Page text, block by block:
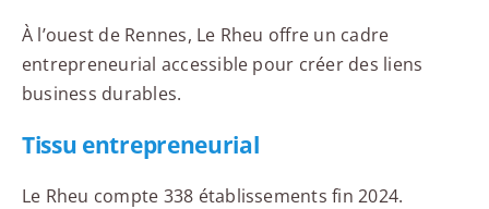
À l’ouest de Rennes, Le Rheu offre un cadre
entrepreneurial accessible pour créer des liens
business durables.
Tissu entrepreneurial
Le Rheu compte 338 établissements fin 2024.